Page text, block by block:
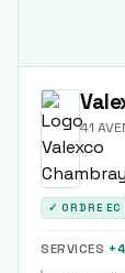
41
✓ ORDRE EC
SERVICES +4